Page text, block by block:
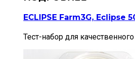
ECLIPSE Farm3G, Eclipse
Тест-набор для